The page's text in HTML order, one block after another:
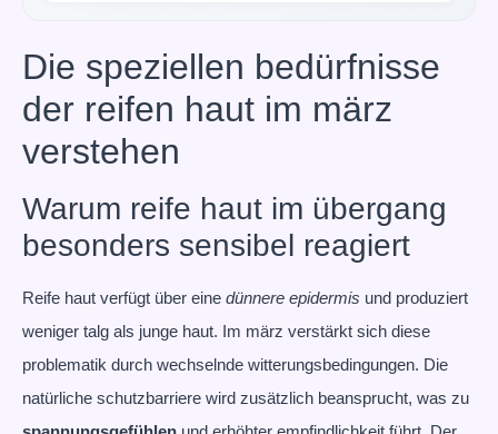
Die speziellen bedürfnisse
der reifen haut im märz
verstehen
Warum reife haut im übergang
besonders sensibel reagiert
Reife haut verfügt über eine dünnere epidermis und produziert
weniger talg als junge haut. Im märz verstärkt sich diese
problematik durch wechselnde witterungsbedingungen. Die
natürliche schutzbarriere wird zusätzlich beansprucht, was zu